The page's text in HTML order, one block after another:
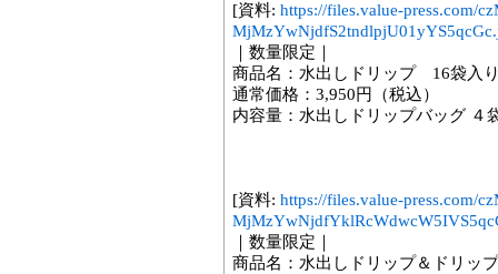
[資料: https://files.value-press.com/
｜数量限定｜
商品名：水出しドリップ 16袋入
通常価格：3,950円（税込）
内容量：水出しドリップバッグ ４
[資料: https://files.value-press.com/
｜数量限定｜
商品名：水出しドリップ＆ドリッ